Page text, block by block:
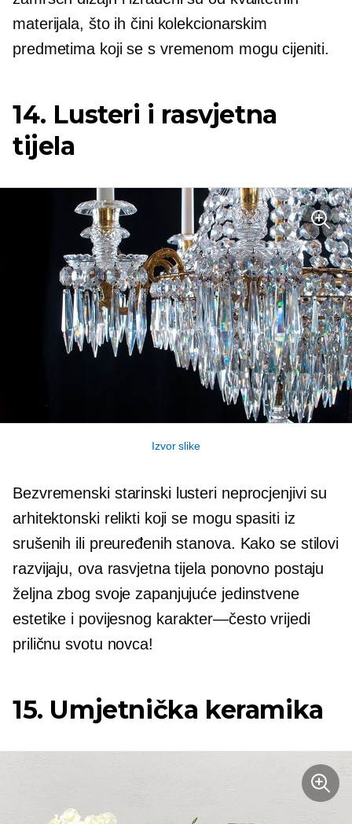
materijala, što ih čini kolekcionarskim
predmetima koji se s vremenom mogu cijeniti.
14. Lusteri i rasvjetna
tijela
Izvor slike
Bezvremenski starinski lusteri neprocjenjivi su
arhitektonski relikti koji se mogu spasiti iz
srušenih ili preuređenih stanova. Kako se stilovi
razvijaju, ova rasvjetna tijela ponovno postaju
željna zbog svoje zapanjujuće jedinstvene
estetike i povijesnog karakter—čestovrijedi
priličnu svotu novca!
15. Umjetnička keramika